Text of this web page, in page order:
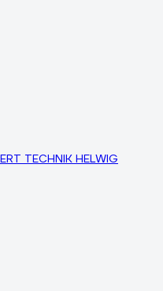
TECHNIK HELWIG